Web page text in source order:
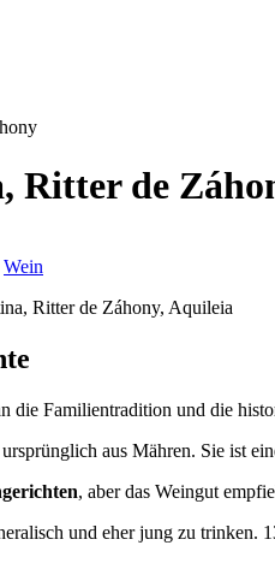
Ritter de
Wein
Ritter de Záhony, Aquileia
die Familientradition und die
ursprünglich aus Mähren. Sie ist
, aber das Weingut
und eher jung zu trinken.